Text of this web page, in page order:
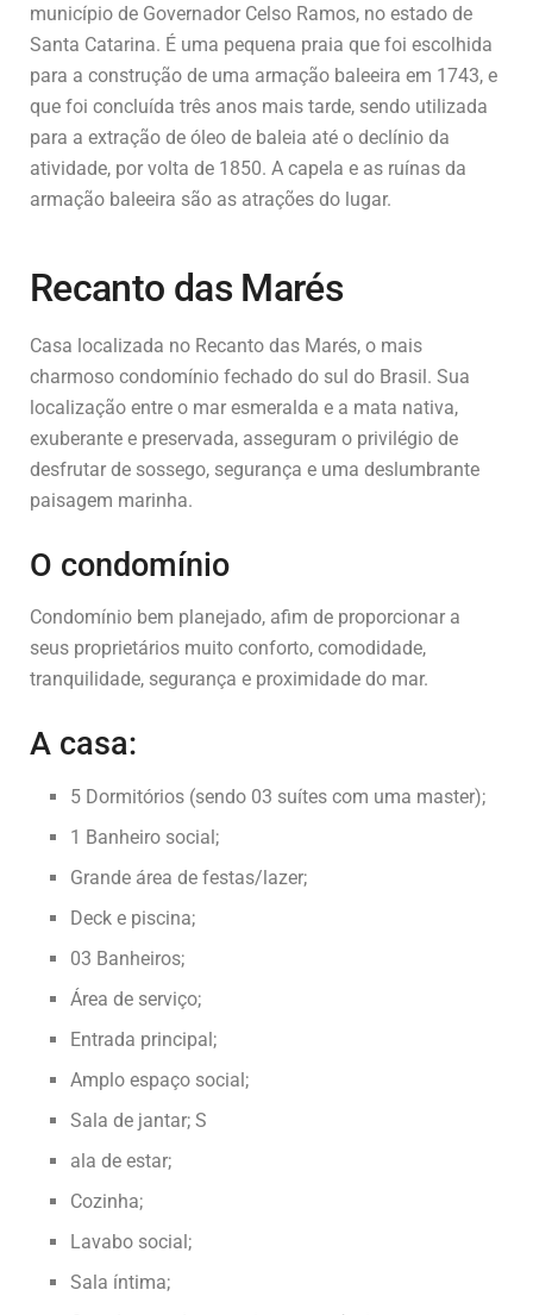
município de Governador Celso Ramos, no estado de
Santa Catarina. É uma pequena praia que foi escolhida
para a construção de uma armação baleeira em 1743, e
que foi concluída três anos mais tarde, sendo utilizada
para a extração de óleo de baleia até o declínio da
atividade, por volta de 1850. A capela e as ruínas da
armação baleeira são as atrações do lugar.
Recanto das Marés
Casa localizada no Recanto das Marés, o mais
charmoso condomínio fechado do sul do Brasil. Sua
localização entre o mar esmeralda e a mata nativa,
exuberante e preservada, asseguram o privilégio de
desfrutar de sossego, segurança e uma deslumbrante
paisagem marinha.
O condomínio
Condomínio bem planejado, afim de proporcionar a
seus proprietários muito conforto, comodidade,
tranquilidade, segurança e proximidade do mar.
A casa:
5 Dormitórios (sendo 03 suítes com uma master);
1 Banheiro social;
Grande área de festas/lazer;
Deck e piscina;
03 Banheiros;
Área de serviço;
Entrada principal;
Amplo espaço social;
Sala de jantar; S
ala de estar;
Cozinha;
Lavabo social;
Sala íntima;